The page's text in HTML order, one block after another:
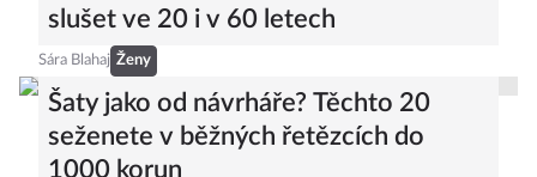
Doporučujeme
7 ikonických kousků, které vám budou
slušet ve 20 i v 60 letech
Sára Blahaj Ženy